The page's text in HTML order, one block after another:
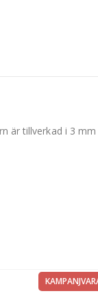
är tillverkad i 3